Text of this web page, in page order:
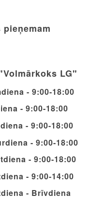
pieņemam
LG"
- 9:00-18:00
- 9:00-18:00
- 9:00-18:00
- 9:00-18:00
- 9:00-18:00
- 9:00-14:00
- Brīvdiena